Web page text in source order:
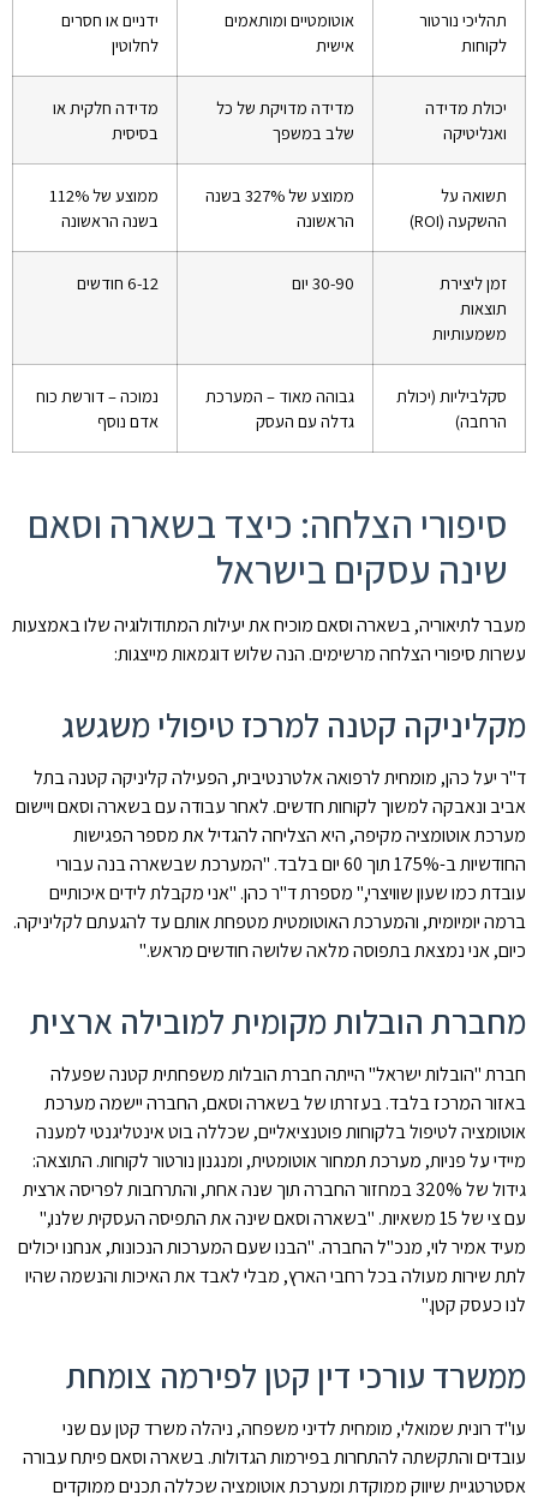
תהליכי נורטור
לקוחות
אוטומטיים ומותאמים
אישית
ידניים או חסרים
לחלוטין
יכולת מדידה
ואנליטיקה
מדידה מדויקת של כל
שלב במשפך
מדידה חלקית או
בסיסית
תשואה על
ההשקעה (ROI)
ממוצע של 327% בשנה
הראשונה
ממוצע של 112%
בשנה הראשונה
זמן ליצירת
תוצאות
משמעותיות
30-90 יום 6-12 חודשים
סקלביליות (יכולת
הרחבה)
גבוהה מאוד – המערכת
גדלה עם העסק
נמוכה – דורשת כוח
אדם נוסף
סיפורי הצלחה: כיצד בשארה וסאם
שינה עסקים בישראל
מעבר לתיאוריה, בשארה וסאם מוכיח את יעילות המתודולוגיה שלו באמצעות
עשרות סיפורי הצלחה מרשימים. הנה שלוש דוגמאות מייצגות:
מקליניקה קטנה למרכז טיפולי משגשג
ד"ר יעל כהן, מומחית לרפואה אלטרנטיבית, הפעילה קליניקה קטנה בתל
אביב ונאבקה למשוך לקוחות חדשים. לאחר עבודה עם בשארה וסאם ויישום
מערכת אוטומציה מקיפה, היא הצליחה להגדיל את מספר הפגישות
החודשיות ב-175% תוך 60 יום בלבד. "המערכת שבשארה בנה עבורי
עובדת כמו שעון שוויצרי," מספרת ד"ר כהן. "אני מקבלת לידים איכותיים
ברמה יומיומית, והמערכת האוטומטית מטפחת אותם עד להגעתם לקליניקה.
כיום, אני נמצאת בתפוסה מלאה שלושה חודשים מראש."
מחברת הובלות מקומית למובילה ארצית
חברת "הובלות ישראל" הייתה חברת הובלות משפחתית קטנה שפעלה
באזור המרכז בלבד. בעזרתו של בשארה וסאם, החברה יישמה מערכת
אוטומציה לטיפול בלקוחות פוטנציאליים, שכללה בוט אינטליגנטי למענה
מיידי על פניות, מערכת תמחור אוטומטית, ומנגנון נורטור לקוחות. התוצאה:
גידול של 320% במחזור החברה תוך שנה אחת, והתרחבות לפריסה ארצית
עם צי של 15 משאיות. "בשארה וסאם שינה את התפיסה העסקית שלנו,"
מעיד אמיר לוי, מנכ"ל החברה. "הבנו שעם המערכות הנכונות, אנחנו יכולים
לתת שירות מעולה בכל רחבי הארץ, מבלי לאבד את האיכות והנשמה שהיו
לנו כעסק קטן."
ממשרד עורכי דין קטן לפירמה צומחת
עו"ד רונית שמואלי, מומחית לדיני משפחה, ניהלה משרד קטן עם שני
עובדים והתקשתה להתחרות בפירמות הגדולות. בשארה וסאם פיתח עבורה
אסטרטגיית שיווק ממוקדת ומערכת אוטומציה שכללה תכנים ממוקדים